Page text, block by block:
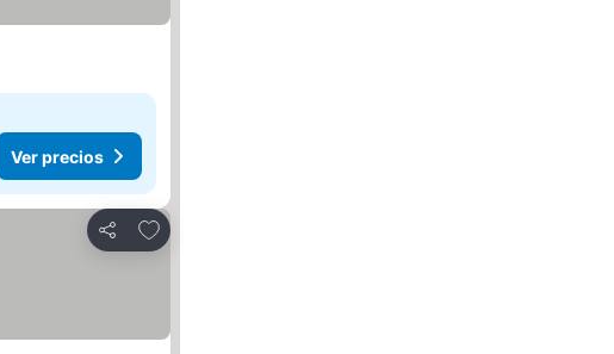
Ver precios
Compartir
Agregar a favoritos